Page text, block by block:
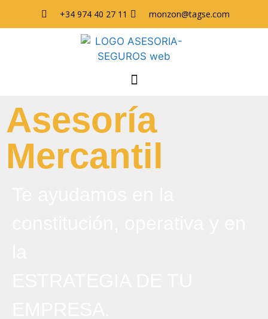
+34 974 40 27 11 monzon@tagse.com
Asesoría
Mercantil